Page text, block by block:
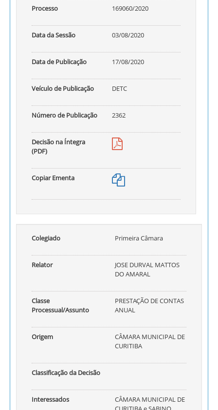
Processo 169060/2020
Data da Sessão 03/08/2020
Data de Publicação 17/08/2020
Veículo de Publicação DETC
Número de Publicação 2362
Decisão na Íntegra
(PDF)
Copiar Ementa
Colegiado Primeira Câmara
Relator
JOSE DURVAL MATTOS
DO AMARAL
Classe
Processual/Assunto
PRESTAÇÃO DE CONTAS
ANUAL
Origem
CÂMARA MUNICIPAL DE
CURITIBA
Classificação da Decisão
Interessados
CÂMARA MUNICIPAL DE